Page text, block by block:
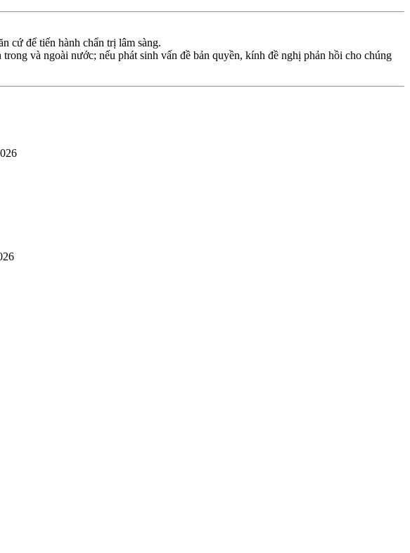
cứ để tiến hành chẩn trị lâm sàng.
và ngoài nước; nếu phát sinh vấn đề bản quyền, kính đề nghị phản hồi cho chúng